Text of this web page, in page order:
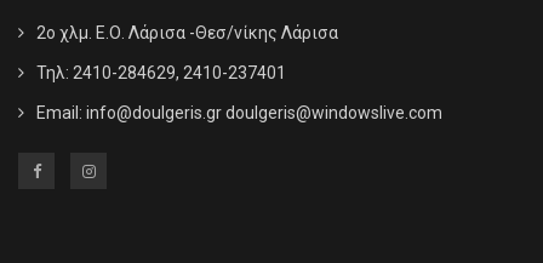
2ο χλμ. Ε.Ο. Λάρισα -Θεσ/νίκης Λάρισα
Τηλ: 2410-284629, 2410-237401
Email: info@doulgeris.gr doulgeris@windowslive.com